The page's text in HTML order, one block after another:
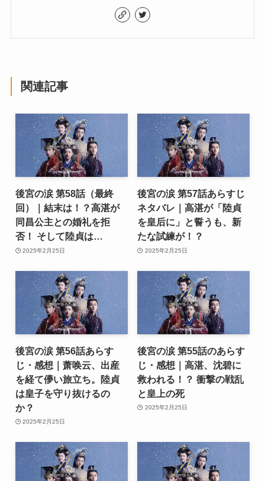
関連記事
後宮の涙 第58話（最終
回）｜結末は！？高湛が
同昌公主との婚礼を拒
否！ そして陸貞は…
2025年2月25日
後宮の涙 第57話あらすじ
ネタバレ｜高湛が「陸貞
を皇后に」と誓うも、新
たな試練が！？
2025年2月25日
後宮の涙 第56話あらす
じ・感想｜萧唤云、出産
を経て儚い旅立ち。陸貞
は皇子を守り抜けるの
か？
2025年2月25日
後宮の涙 第55話のあらす
じ・感想｜高湛、沈碧に
救われる！？ 衝撃の戦乱
と皇上の死
2025年2月25日